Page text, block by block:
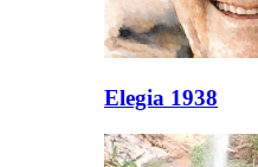
Elegia 1938